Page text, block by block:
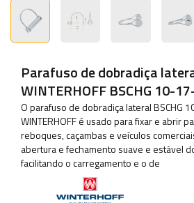
Parafuso de dobradiça
WINTERHOFF BSCHG 10-
O parafuso de dobradiça lateral BSCHG
WINTERHOFF é usado para fixar e abrir
reboques, caçambas e veículos
abertura e fechamento suave e estável
facilitando o carregamento e o de